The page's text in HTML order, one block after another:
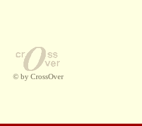
© by CrossOver